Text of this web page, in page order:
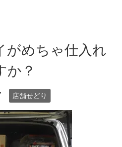
がめちゃ仕入れ
か？
店舗せどり